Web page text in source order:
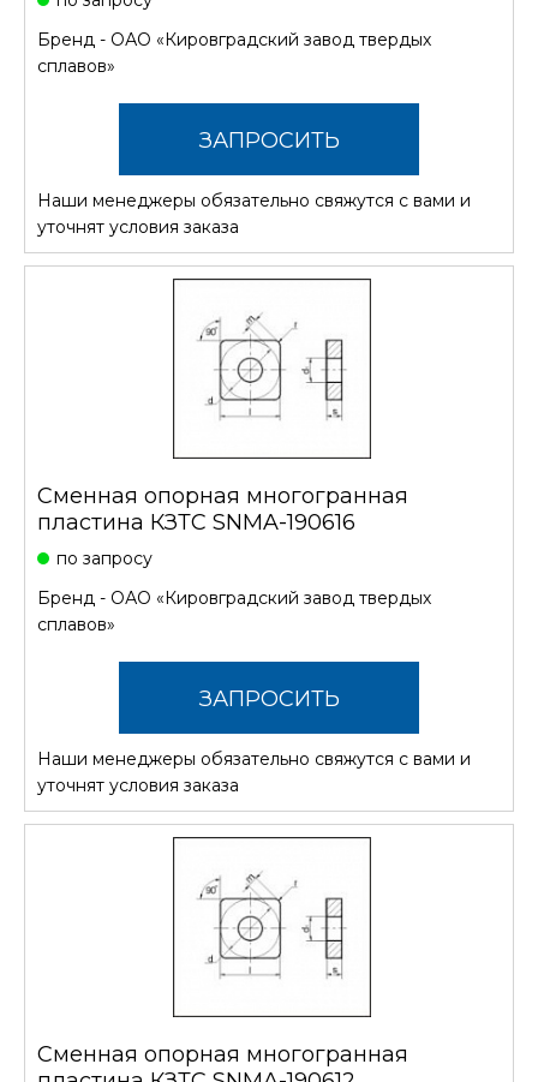
Бренд - ОАО «Кировградский завод твердых
сплавов»
ЗАПРОСИТЬ
СТОИМОСТЬ
Наши менеджеры обязательно свяжутся с вами и
уточнят условия заказа
Сменная опорная многогранная
пластина КЗТС SNMA-190616
по запросу
Бренд - ОАО «Кировградский завод твердых
сплавов»
ЗАПРОСИТЬ
СТОИМОСТЬ
Наши менеджеры обязательно свяжутся с вами и
уточнят условия заказа
Сменная опорная многогранная